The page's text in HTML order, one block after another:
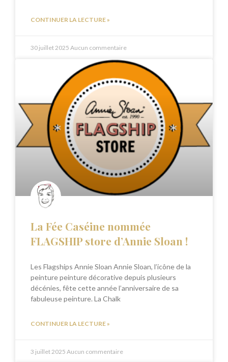
CONTINUER LA LECTURE »
30 juillet 2025 Aucun commentaire
La Fée Caséine nommée
FLAGSHIP store d’Annie Sloan !
Les Flagships Annie Sloan Annie Sloan, l’icône de la
peinture peinture décorative depuis plusieurs
décénies, fête cette année l’anniversaire de sa
fabuleuse peinture. La Chalk
CONTINUER LA LECTURE »
3 juillet 2025 Aucun commentaire